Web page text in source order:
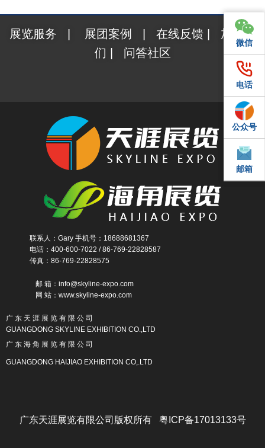
微信
电话
QQ
邮箱
微信
电话
公众号
邮箱
展览服务 展团案例 在线反馈| 加入我
们
问答社区
联系人：Gary 手机号：18688681367
电话：400-600-7022 / 86-769-22828587
传真：86-769-22828575
邮 箱：info@skyline-expo.com
网 站：www.skyline-expo.com
广 东 天 涯 展 览 有 限 公 司
GUANGDONG SKYLINE EXHIBITION CO.,LTD
广 东 海 角 展 览 有 限 公 司
GUANGDONG HAIJIAO EXHIBITION CO,.LTD
广东天涯展览有限公司版权所有 粤ICP备17013133号